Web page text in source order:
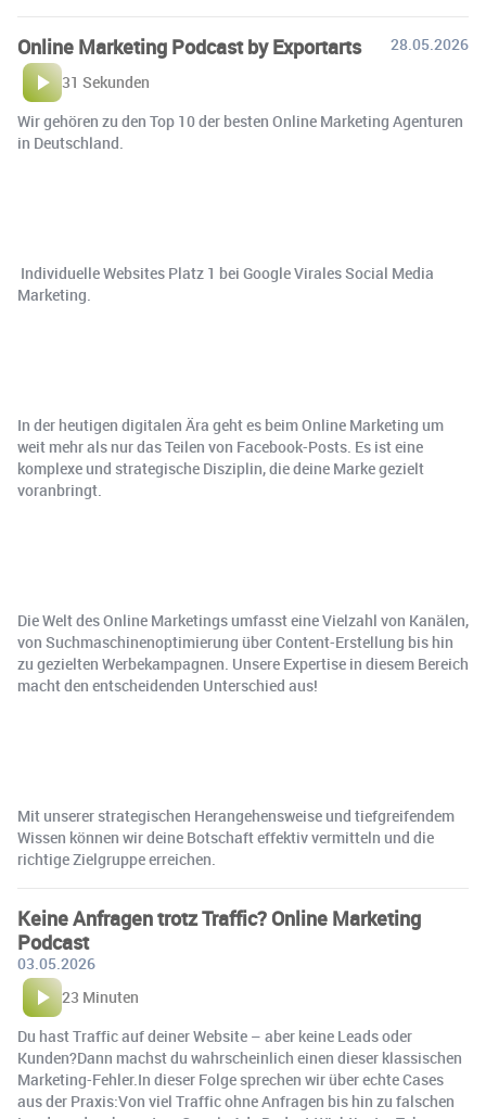
Online Marketing Podcast by Exportarts
28.05.2026
31 Sekunden
Wir gehören zu den Top 10 der besten Online Marketing Agenturen
in Deutschland.
‍ Individuelle Websites Platz 1 bei Google Virales Social Media
Marketing.
In der heutigen digitalen Ära geht es beim Online Marketing um
weit mehr als nur das Teilen von Facebook-Posts. Es ist eine
komplexe und strategische Disziplin, die deine Marke gezielt
voranbringt.
Die Welt des Online Marketings umfasst eine Vielzahl von Kanälen,
von Suchmaschinenoptimierung über Content-Erstellung bis hin
zu gezielten Werbekampagnen. Unsere Expertise in diesem Bereich
macht den entscheidenden Unterschied aus!
Mit unserer strategischen Herangehensweise und tiefgreifendem
Wissen können wir deine Botschaft effektiv vermitteln und die
richtige Zielgruppe erreichen.
Keine Anfragen trotz Traffic? Online Marketing
Podcast
03.05.2026
23 Minuten
Du hast Traffic auf deiner Website – aber keine Leads oder
Kunden?Dann machst du wahrscheinlich einen dieser klassischen
Marketing-Fehler.In dieser Folge sprechen wir über echte Cases
aus der Praxis:Von viel Traffic ohne Anfragen bis hin zu falschen